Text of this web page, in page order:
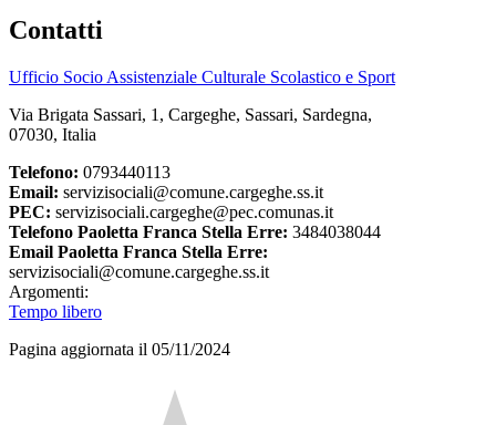
Contatti
Ufficio Socio Assistenziale Culturale Scolastico e Sport
Via Brigata Sassari, 1, Cargeghe, Sassari, Sardegna,
07030, Italia
Telefono: 0793440113
Email: servizisociali@comune.cargeghe.ss.it
PEC: servizisociali.cargeghe@pec.comunas.it
Telefono Paoletta Franca Stella Erre: 3484038044
Email Paoletta Franca Stella Erre:
servizisociali@comune.cargeghe.ss.it
Argomenti:
Tempo libero
Pagina aggiornata il 05/11/2024